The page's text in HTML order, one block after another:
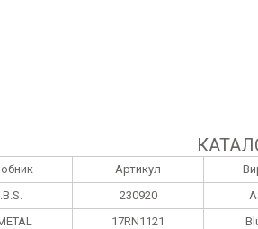
Артикул
230920
17RN1121